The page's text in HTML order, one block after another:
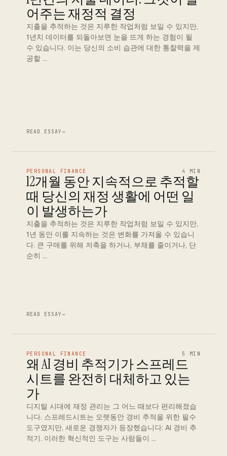
어주는 재정적 결정
지출을 추적하는 것은 지루한 작업처럼 보일 수 있지만,
1년치 데이터를 되돌아보면 눈을 뜨게 하는 경험이 될
수 있습니다. 이는 당신의 소비 습관에 대한 통찰력을 제
공할 …
READ ESSAY→
PERSONAL FINANCE 4 MIN
12개월 동안 지속적으로 추적할
때 당신의 재정 생활에 어떤 일
이 발생하는가
지출을 추적하는 것은 지루한 작업처럼 보일 수 있지만,
1년 동안 이를 지속하는 것은 변화를 가져올 수 있습니
다. 큰 구매를 위해 저축을 하거나, 부채를 줄이거나, 단
순히 …
READ ESSAY→
PERSONAL FINANCE 5 MIN
왜 AI 경비 추적기가 스프레드
시트를 완전히 대체하고 있는
가
디지털 시대에 재정 관리는 그 어느 때보다 편리해졌습
니다. 스프레드시트는 오랫동안 경비 추적을 위한 필수
도구였지만, 새로운 경쟁자가 등장했습니다: AI 경비 추
적기. 이러한 혁신적인 도구는 사람들이 …